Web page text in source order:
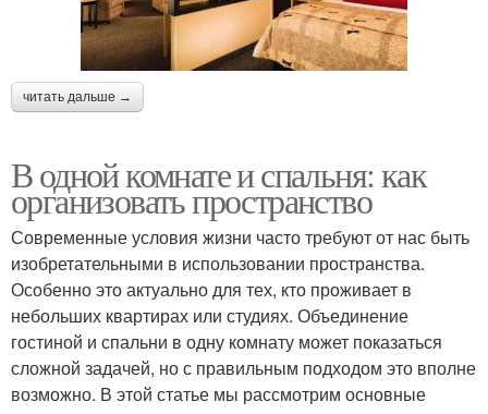
читать дальше →
В одной комнате и спальня: как
организовать пространство
Современные условия жизни часто требуют от нас быть
изобретательными в использовании пространства.
Особенно это актуально для тех, кто проживает в
небольших квартирах или студиях. Объединение
гостиной и спальни в одну комнату может показаться
сложной задачей, но с правильным подходом это вполне
возможно. В этой статье мы рассмотрим основные